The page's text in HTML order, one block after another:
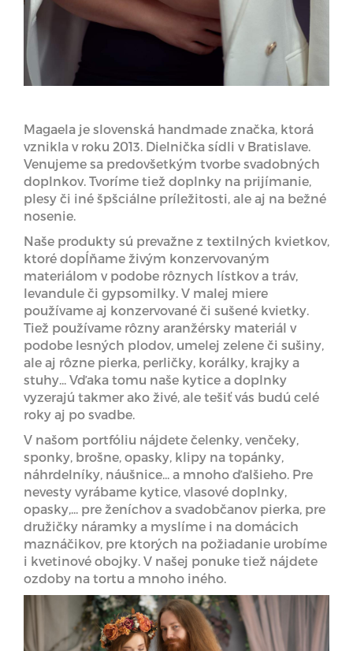
Magaela je slovenská handmade značka, ktorá
vznikla v roku 2013. Dielnička sídli v Bratislave.
Venujeme sa predovšetkým tvorbe svadobných
doplnkov. Tvoríme tiež doplnky na prijímanie,
plesy či iné špšciálne príležitosti, ale aj na bežné
nosenie.
Naše produkty sú prevažne z textilných kvietkov,
ktoré dopĺňame živým konzervovaným
materiálom v podobe rôznych lístkov a tráv,
levandule či gypsomilky. V malej miere
používame aj konzervované či sušené kvietky.
Tiež používame rôzny aranžérsky materiál v
podobe lesných plodov, umelej zelene či sušiny,
ale aj rôzne pierka, perličky, korálky, krajky a
stuhy... Vďaka tomu naše kytice a doplnky
vyzerajú takmer ako živé, ale tešiť vás budú celé
roky aj po svadbe.
V našom portfóliu nájdete čelenky, venčeky,
sponky, brošne, opasky, klipy na topánky,
náhrdelníky, náušnice... a mnoho ďalšieho. Pre
nevesty vyrábame kytice, vlasové doplnky,
opasky,... pre ženíchov a svadobčanov pierka, pre
družičky náramky a myslíme i na domácich
maznáčikov, pre ktorých na požiadanie urobíme
i kvetinové obojky. V našej ponuke tiež nájdete
ozdoby na tortu a mnoho iného.